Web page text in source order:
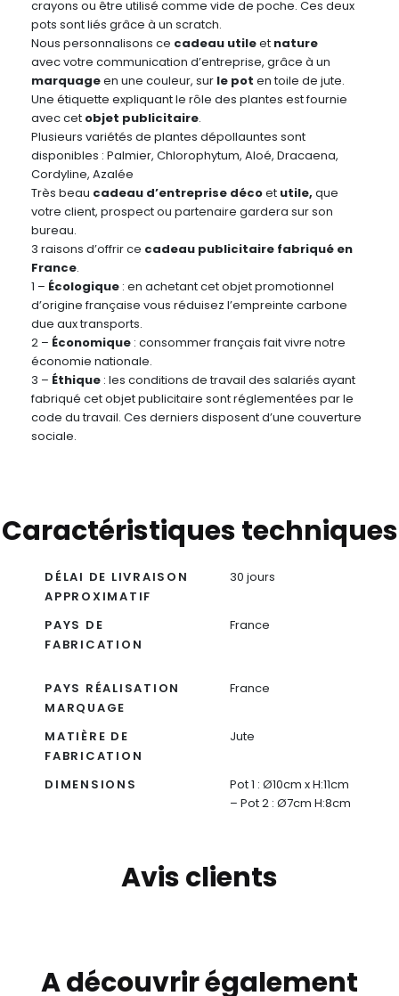
crayons ou être utilisé comme vide de poche. Ces deux
pots sont liés grâce à un scratch.
Nous personnalisons ce cadeau utileet nature
avec votre communication d’entreprise, grâce à un
marquageen une couleur, sur le pot en toile de jute.
Une étiquette expliquant le rôle des plantes est fournie
avec cet objet publicitaire.
Plusieurs variétés de plantes dépollauntes sont
disponibles : Palmier, Chlorophytum, Aloé, Dracaena,
Cordyline, Azalée
Très beau cadeau d’entreprise décoet utile, que
votre client, prospect ou partenaire gardera sur son
bureau.
3 raisons d’offrir ce cadeau publicitaire fabriqué en
France.
1 – Écologique : en achetant cet objet promotionnel
d’origine française vous réduisez l’empreinte carbone
due aux transports.
2 – Économique : consommer français fait vivre notre
économie nationale.
3 – Éthique : les conditions de travail des salariés ayant
fabriqué cet objet publicitaire sont réglementées par le
code du travail. Ces derniers disposent d’une couverture
sociale.
Caractéristiques techniques
DÉLAI DE LIVRAISON
APPROXIMATIF
30 jours
PAYS DE
FABRICATION
France
PAYS RÉALISATION
MARQUAGE
France
MATIÈRE DE
FABRICATION
Jute
DIMENSIONS
Pot 1 : Ø10cm x H:11cm
– Pot 2 : Ø7cm H:8cm
Avis clients
A découvrir également